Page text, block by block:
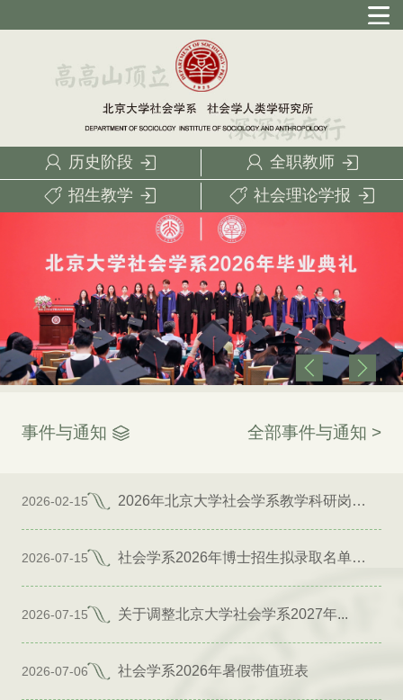
历史阶段
全职教师
招生教学
社会理论学报
事件与通知 全部事件与通知 >
2026-02-15 2026年北京大学社会学系教学科研岗位招聘启事
2026-07-15 社会学系2026年博士招生拟录取名单公示（专项）
2026-07-15 关于调整北京大学社会学系2027年...
2026-07-06 社会学系2026年暑假带值班表